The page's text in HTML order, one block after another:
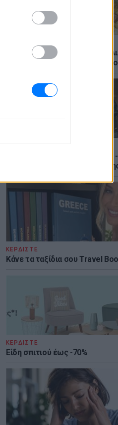
Ελληνικό γιαούρτι: Μία
scrambled eggs θα
ΚΕΡΔΙΣΤΕ
Καλοκαιρινές εκπτώσεις έως
τα μεγαλύτερα eshops
ΚΕΡΔΙΣΤΕ
Κάνε τα ταξίδια σου Travel
ΚΕΡΔΙΣΤΕ
Είδη σπιτιού έως -70%